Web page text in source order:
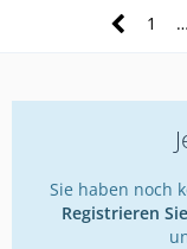
1 …
Sie haben noch
Registrieren